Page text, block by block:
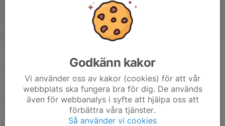
v.34
Godkänn kakor
Vi använder oss av kakor (cookies) för att vår
webbplats ska fungera bra för dig. De används
även för webbanalys i syfte att hjälpa oss att
förbättra våra tjänster.
Så använder vi cookies